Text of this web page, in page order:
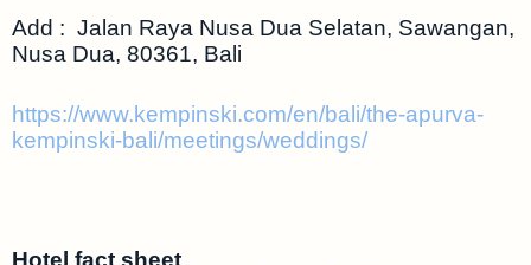
Add : Jalan Raya Nusa Dua Selatan, Sawangan,
Nusa Dua, 80361, Bali
https://www.kempinski.com/en/bali/the-apurva-
kempinski-bali/meetings/weddings/
Hotel fact sheet